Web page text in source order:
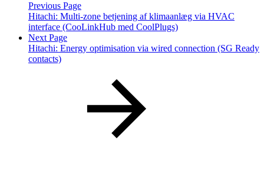
Previous Page
Hitachi: Multi-zone betjening af klimaanlæg via HVAC
interface (CooLinkHub med CoolPlugs)
Next Page
Hitachi: Energy optimisation via wired connection (SG Ready
contacts)